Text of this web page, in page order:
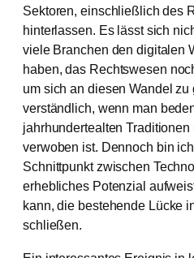
Sektoren, einschließlich des
hinterlassen. Es lässt sich
viele Branchen den digitalen
haben, das Rechtswesen
um sich an diesen Wandel
verständlich, wenn man
jahrhundertealten
verwoben ist. Dennoch bin
Schnittpunkt zwischen
erhebliches Potenzial
kann, die bestehende Lücke
schließen.